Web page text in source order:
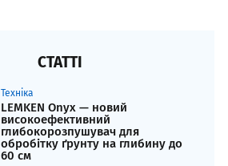
СТАТТІ
Техніка
LEMKEN Onyx — новий
високоефективний
глибокорозпушувач для
обробітку ґрунту на глибину до
60 см